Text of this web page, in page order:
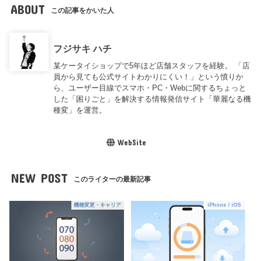
ABOUT この記事をかいた人
フジサキ ハチ
某ケータイショップで5年ほど店舗スタッフを経験。 「店
員から見ても公式サイトわかりにくい！」という憤りか
ら、ユーザー目線でスマホ・PC・Webに関するちょっと
した「困りごと」を解決する情報発信サイト「華麗なる機
種変」を運営。
WebSite
NEW POST このライターの最新記事
機種変更・キャリア iPhone / iOS